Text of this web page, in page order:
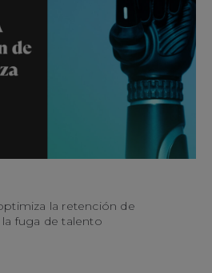
la retención de
fuga de talento